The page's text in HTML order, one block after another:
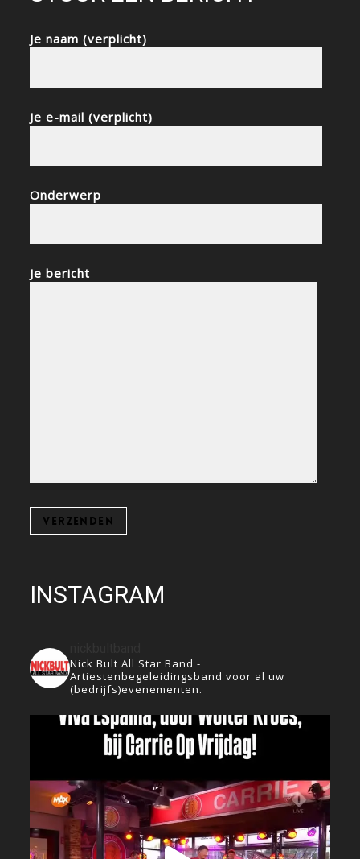
Je naam (verplicht)
Je e-mail (verplicht)
Onderwerp
Je bericht
INSTAGRAM
Nick Bult All Star Band -
Artiestenbegeleidingsband voor al uw
(bedrijfs)evenementen.